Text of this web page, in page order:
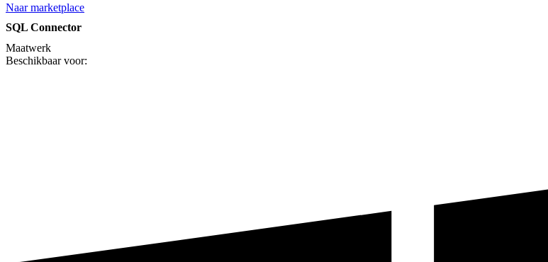
Naar marketplace
SQL Connector
Maatwerk
Beschikbaar voor: